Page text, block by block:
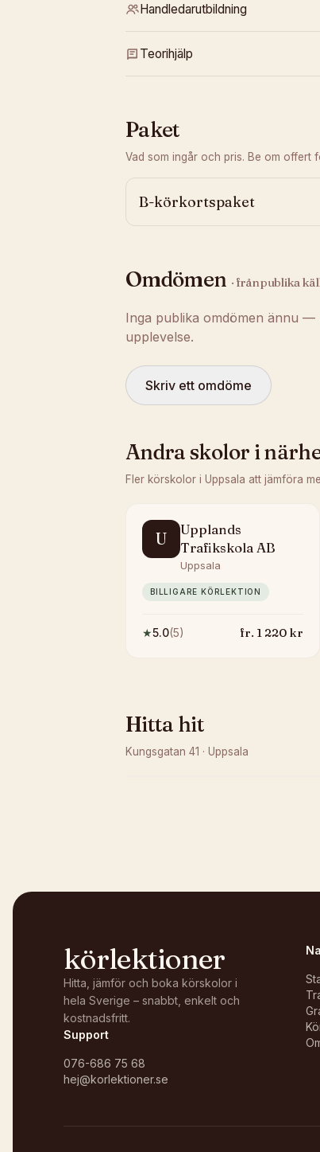
Handledarutbildning
Teorihjälp
Paket
Vad som ingår och pris. Be om offert
B-körkortspaket
Omdömen · från publika
Inga publika omdömen ännu —
upplevelse.
Skriv ett omdöme
Andra skolor i
Fler körskolor i Uppsala att jämföra
U
Upplands
Trafikskola AB
Uppsala
BILLIGARE KÖRLEKTION
★5.0(5) fr. 1 220 kr
Hitta hit
Kungsgatan 41 · Uppsala
körlektioner
Hitta, jämför och boka körskolor i
hela Sverige – snabbt, enkelt och
kostnadsfritt.
Support
076-686 75 68
hej@korlektioner.se